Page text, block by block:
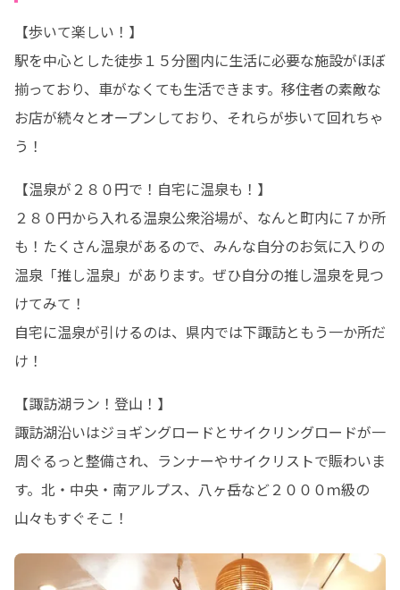
【歩いて楽しい！】
駅を中心とした徒歩１５分圏内に生活に必要な施設がほぼ
揃っており、車がなくても生活できます。移住者の素敵な
お店が続々とオープンしており、それらが歩いて回れちゃ
う！
【温泉が２８０円で！自宅に温泉も！】
２８０円から入れる温泉公衆浴場が、なんと町内に７か所
も！たくさん温泉があるので、みんな自分のお気に入りの
温泉「推し温泉」があります。ぜひ自分の推し温泉を見つ
けてみて！
自宅に温泉が引けるのは、県内では下諏訪ともう一か所だ
け！
【諏訪湖ラン！登山！】
諏訪湖沿いはジョギングロードとサイクリングロードが一
周ぐるっと整備され、ランナーやサイクリストで賑わいま
す。北・中央・南アルプス、八ヶ岳など２０００ｍ級の
山々もすぐそこ！